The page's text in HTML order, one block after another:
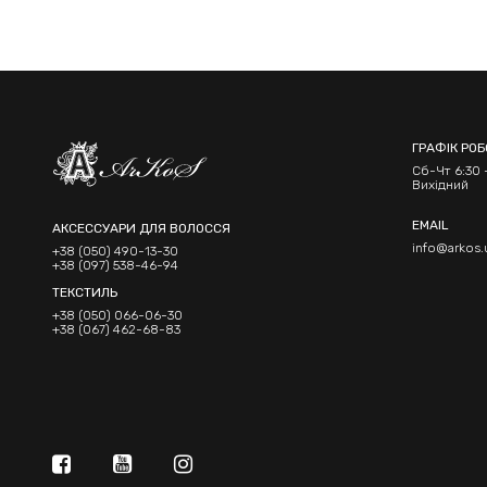
АКСЕССУАРИ ДЛЯ ВОЛОССЯ
+38 (050) 490-13-30
+38 (097) 538-46-94
ТЕКСТИЛЬ
+38 (050) 066-06-30
+38 (067) 462-68-83
ГРАФІК
Сб-Чт 6:30
Вихідний
EMAIL